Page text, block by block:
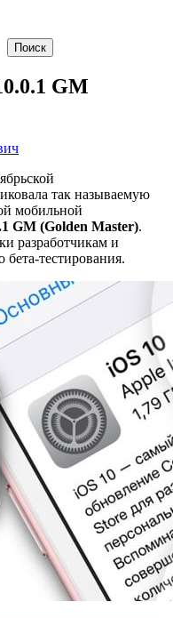
GM
так называемую
мобильной
GM (Golden Master).
разработчикам и
тестирования.